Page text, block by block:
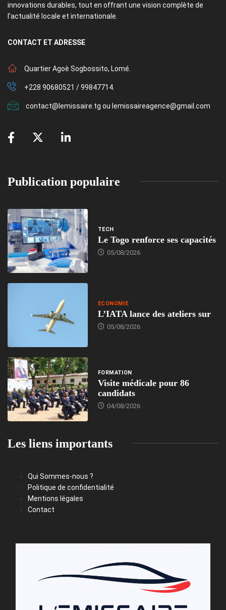
innovations durables, tout en offrant une vision complète de
l’actualité locale et internationale.
CONTACT ET ADRESSE
Quartier Agoè Sogbossito, Lomé.
+228 90680521 / 99847714.
contact@lemissaire.tg ou lemissaireagence@gmail.com
Publication populaire
TECH
Le Togo renforce ses capacités
05/08/2026
ECONOMIE
L’IATA lance des ateliers sur
05/08/2026
FORMATION
Visite médicale pour 86
candidats
04/08/2026
Les liens importants
Qui Sommes-nous ?
Politique de confidentialité
Mentions légales
Contact